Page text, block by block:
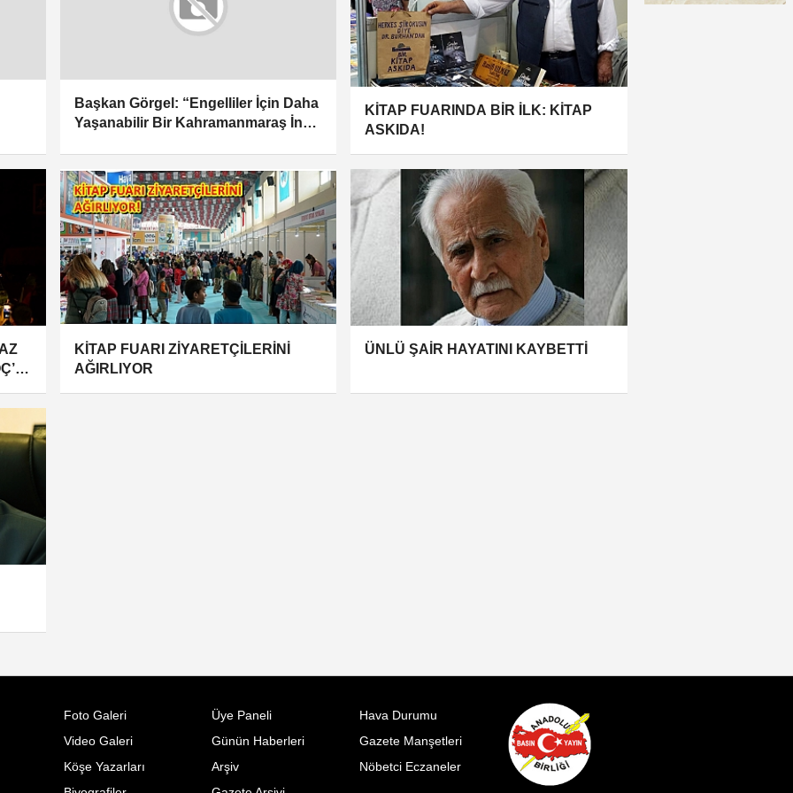
Başkan Görgel: “Engelliler İçin Daha
Yaşanabilir Bir Kahramanmaraş İnşa
KİTAP FUARINDA BİR İLK: KİTAP
ASKIDA!
KİTAP FUARI ZİYARETÇİLERİNİ
AĞIRLIYOR
ÜNLÜ ŞAİR HAYATINI KAYBETTİ
Foto Galeri
Video Galeri
Köşe Yazarları
Üye Paneli
Günün Haberleri
Arşiv
Hava Durumu
Gazete Manşetleri
Nöbetci Eczaneler